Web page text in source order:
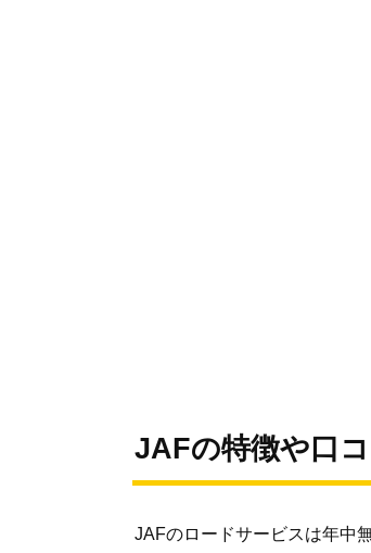
JAFの特徴や口
JAFのロードサービスは年中